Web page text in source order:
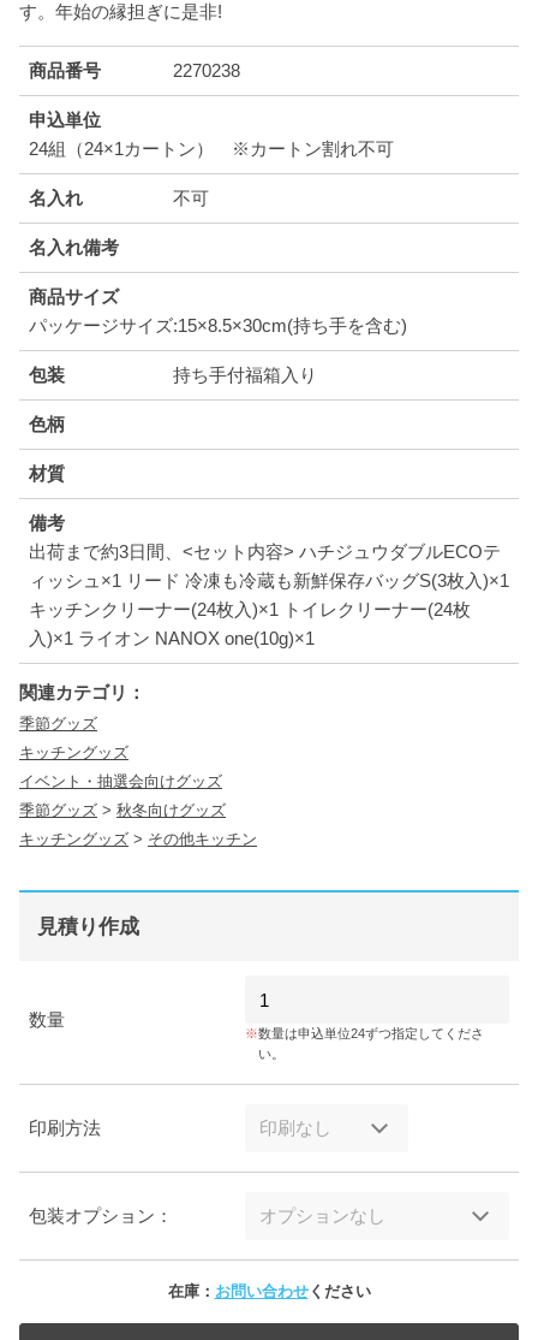
す。年始の縁担ぎに是非!
商品番号 2270238
申込単位
24組（24×1カートン） ※カートン割れ不可
名入れ 不可
名入れ備考
商品サイズ
パッケージサイズ:15×8.5×30cm(持ち手を含む)
包装 持ち手付福箱入り
色柄
材質
備考
出荷まで約3日間、<セット内容> ハチジュウダブルECOテ
ィッシュ×1 リード 冷凍も冷蔵も新鮮保存バッグS(3枚入)×1
キッチンクリーナー(24枚入)×1 トイレクリーナー(24枚
入)×1 ライオン NANOX one(10g)×1
関連カテゴリ：
季節グッズ
キッチングッズ
イベント・抽選会向けグッズ
季節グッズ > 秋冬向けグッズ
キッチングッズ > その他キッチン
見積り作成
数量
数量は申込単位24ずつ指定してくださ
い。
印刷方法
包装オプション：
在庫： お問い合わせください